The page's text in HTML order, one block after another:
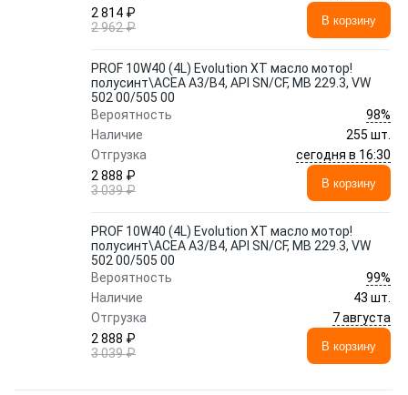
2 814 ₽
2 962 ₽
В корзину
PROF 10W40 (4L) Evolution XT масло мотор!
полусинт\ACEA A3/B4, API SN/CF, MB 229.3, VW
502 00/505 00
Вероятность
98%
Наличие
255 шт.
Отгрузка
сегодня в 16:30
2 888 ₽
3 039 ₽
В корзину
PROF 10W40 (4L) Evolution XT масло мотор!
полусинт\ACEA A3/B4, API SN/CF, MB 229.3, VW
502 00/505 00
Вероятность
99%
Наличие
43 шт.
Отгрузка
7 августа
2 888 ₽
3 039 ₽
В корзину